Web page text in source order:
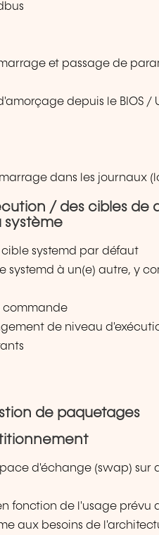
et passage de
depuis le BIOS /
dans les journaux
/ des cibles de
système
systemd par défaut
systemd à un(e) autre, y
commande
de niveau
de paquetages
d'échange (swap) sur
fonction de l'usage prévu
aux besoins de